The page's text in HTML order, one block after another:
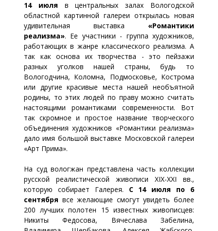
14 июля в центральных залах Вологодской
областной картинной галереи открылась новая
удивительная выставка «Романтики
реализма». Ее участники - группа художников,
работающих в жанре классического реализма. А
так как основа их творчества - это пейзажи
разных уголков нашей страны, будь то
Вологодчина, Коломна, Подмосковье, Кострома
или другие красивые места нашей необъятной
родины, то этих людей по праву можно считать
настоящими романтиками современности. Вот
так скромное и простое название творческого
объединения художников «Романтики реализма»
дало имя большой выставке Московской галереи
«Арт Прима».
На суд вологжан представлена часть коллекции
русской реалистической живописи XIX-XXI вв.,
которую собирает Галерея. С 14 июля по 6
сентября все желающие смогут увидеть более
200 лучших полотен 15 известных живописцев:
Никиты Федосова, Вячеслава Забелина,